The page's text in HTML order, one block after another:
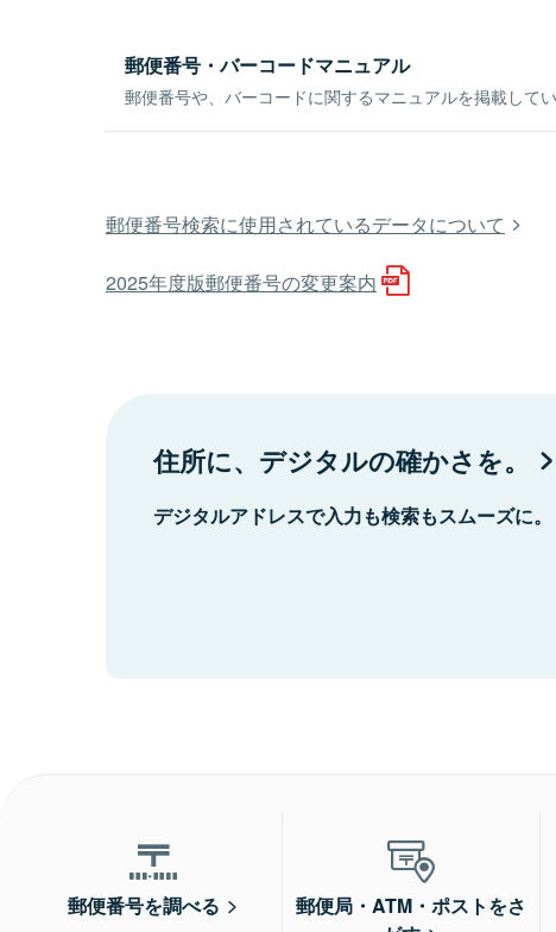
郵便番号・バーコードマニュアル
郵便番号や、バーコードに関するマニュアルを掲載してい
郵便番号検索に使用されているデータについて
2025年度版郵便番号の変更案内
住所に、デジタルの確かさを。
デジタルアドレスで入力も検索もスムーズに。
郵便番号を調べる
郵便局・ATM・ポストをさ